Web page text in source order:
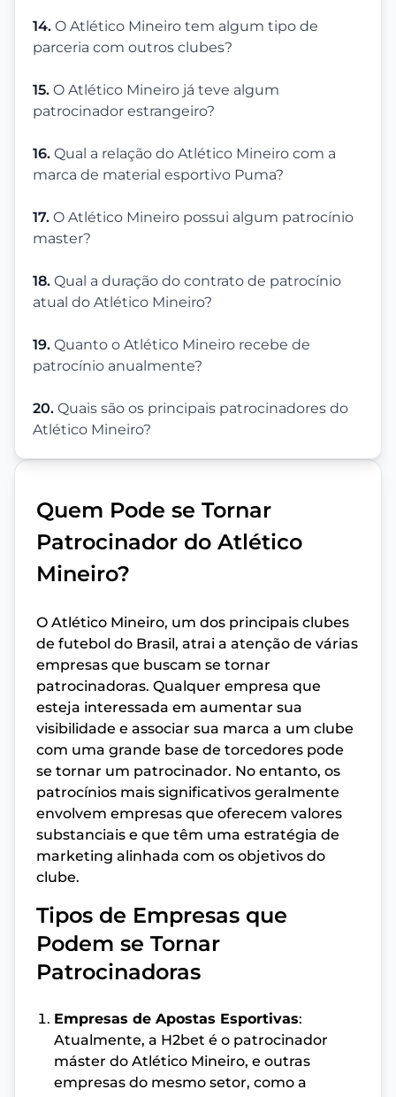
14. O Atlético Mineiro tem algum tipo de
parceria com outros clubes?
15. O Atlético Mineiro já teve algum
patrocinador estrangeiro?
16. Qual a relação do Atlético Mineiro com a
marca de material esportivo Puma?
17. O Atlético Mineiro possui algum patrocínio
master?
18. Qual a duração do contrato de patrocínio
atual do Atlético Mineiro?
19. Quanto o Atlético Mineiro recebe de
patrocínio anualmente?
20. Quais são os principais patrocinadores do
Atlético Mineiro?
Quem Pode se Tornar
Patrocinador do Atlético
Mineiro?
O Atlético Mineiro, um dos principais clubes
de futebol do Brasil, atrai a atenção de várias
empresas que buscam se tornar
patrocinadoras. Qualquer empresa que
esteja interessada em aumentar sua
visibilidade e associar sua marca a um clube
com uma grande base de torcedores pode
se tornar um patrocinador. No entanto, os
patrocínios mais significativos geralmente
envolvem empresas que oferecem valores
substanciais e que têm uma estratégia de
marketing alinhada com os objetivos do
clube.
Tipos de Empresas que
Podem se Tornar
Patrocinadoras
Empresas de Apostas Esportivas:
Atualmente, a H2bet é o patrocinador
máster do Atlético Mineiro, e outras
empresas do mesmo setor, como a